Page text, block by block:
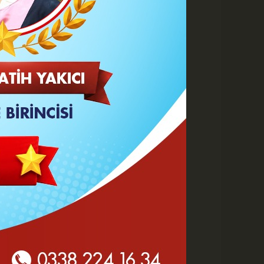
Göz Altı Dolgusu Neden
Şişlik Yapar ve Ne Zaman
Eritilir?
Karaman Belediyesi İtfaiye
Personeli Abdullah Dönmez
Vefat Etti
Çalışmaları Masaya Yatırıldı
Hasan Bircan Hayatını
Kaybetti
MHP Karaman'da Kongre
Takvimi Başlıyor